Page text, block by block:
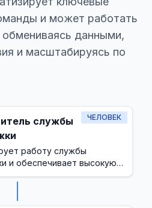
и может работать
обмениваясь данными,
и масштабируясь по
ЧЕЛОВЕК
службы
работу службы
и обеспечивает высокую
клиентов